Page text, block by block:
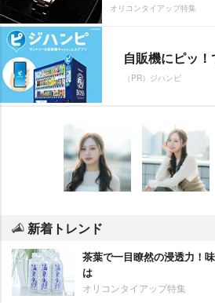
オリコンタイアップ特集
自販機にピッ
（PR）ジハンピ
新着トレンド
茶葉で一目瞭然の浸透力！
は
オリコンタイアップ特集